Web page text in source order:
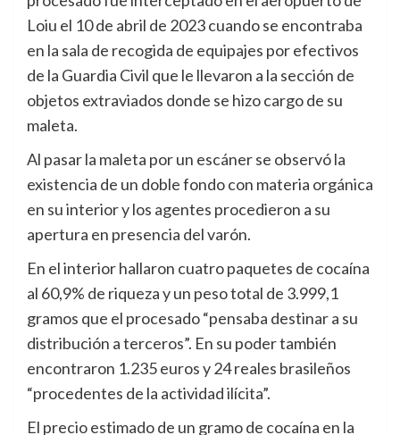
Loiu el 10 de abril de 2023 cuando se encontraba
en la sala de recogida de equipajes por efectivos
de la Guardia Civil que le llevaron a la sección de
objetos extraviados donde se hizo cargo de su
maleta.
Al pasar la maleta por un escáner se observó la
existencia de un doble fondo con materia orgánica
en su interior y los agentes procedieron a su
apertura en presencia del varón.
En el interior hallaron cuatro paquetes de cocaína
al 60,9% de riqueza y un peso total de 3.999,1
gramos que el procesado “pensaba destinar a su
distribución a terceros”. En su poder también
encontraron 1.235 euros y 24 reales brasileños
“procedentes de la actividad ilícita”.
El precio estimado de un gramo de cocaína en la